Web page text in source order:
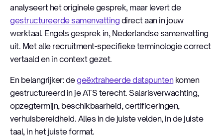
analyseert het originele gesprek, maar levert de
gestructureerde samenvatting direct aan in jouw
werktaal. Engels gesprek in, Nederlandse samenvatting
uit. Met alle recruitment-specifieke terminologie correct
vertaald en in context gezet.
En belangrijker: degeëxtraheerde datapuntenkomen
gestructureerd in je ATS terecht. Salarisverwachting,
opzegtermijn, beschikbaarheid, certificeringen,
verhuisbereidheid. Alles in de juiste velden, in de juiste
taal, in het juiste format.